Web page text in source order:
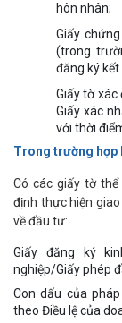
hôn nhân;
Giấy
(trong
đăng ký kết
Giấy tờ xác
Giấy xác
với thời
Trong trường hợp
Có các giấy tờ
định thực hiện
về đầu tư:
Giấy đăng ký
nghiệp/Giấy phép
Con dấu của
theo Điều lệ của